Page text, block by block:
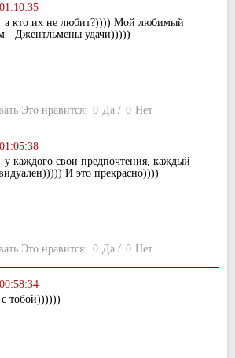
а кто их не любит?)))) Мой любимый
- Джентльмены удачи)))))
Это нравится: 0 Да / 0 Нет
у каждого свои предпочтения, каждый
И это прекрасно))))
Это нравится: 0 Да / 0 Нет
с тобой))))))